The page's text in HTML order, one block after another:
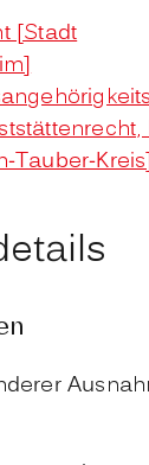
[Stadt
Tauber-